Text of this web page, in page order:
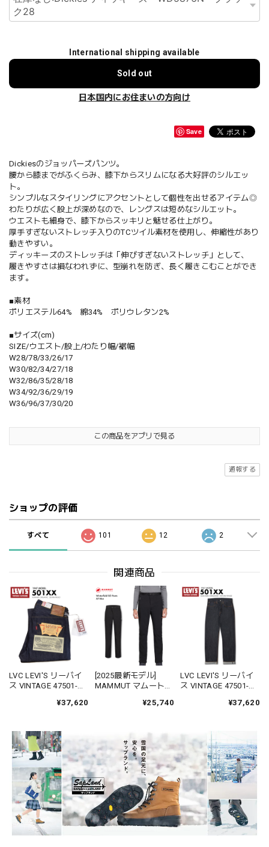
International shipping available
Sold out
日本国内にお住まいの方向け
Save
Dickiesのジョッパーズパンツ。
腰から膝までがふくらみ、膝下からスリムになる大好評のシルエッ
ト。
シンプルなスタイリングにアクセントとして個性を出せるアイテム◎
わたりが広く股上が深めなので、レングスは短めなシルエット。
ウエストも細身で、膝下からスッキリと魅せる仕上がり。
厚手すぎないストレッチ入りのTCツイル素材を使用し、伸縮性があり
動きやすい。
ディッキーズのストレッチは「伸びすぎないストレッチ」として、
履きやすさは損なわれずに、型崩れを防ぎ、長く履きこむことができ
ます。
■素材
ポリエステル64% 綿34% ポリウレタン2%
■サイズ(cm)
SIZE/ウエスト/股上/わたり幅/裾幅
W28/78/33/26/17
W30/82/34/27/18
W32/86/35/28/18
W34/92/36/29/19
W36/96/37/30/20
この商品をアプリで見る
通報する
ショップの評価
すべて 101 12 2
関連商品
LVC LEVI'S リーバイ
ス VINTAGE 47501-
ル デニム ジーンズ ジ
ジット
¥37,620
[2025最新モデル]
MAMMUT マムート
ーフィールド ソフト
¥25,740
LVC LEVI'S リーバイ
ス VINTAGE 47501-
ル デニム ジーンズ ジ
ンス
¥37,620